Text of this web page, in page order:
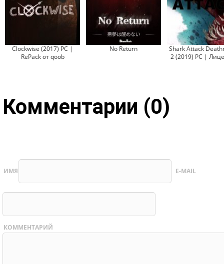
Clockwise (2017) PC |
RePack от qoob
No Return
Shark Attack
2 (2019) PC |
Комментарии (0)
ИМЯ E-MAIL
КОММЕНТАРИЙ